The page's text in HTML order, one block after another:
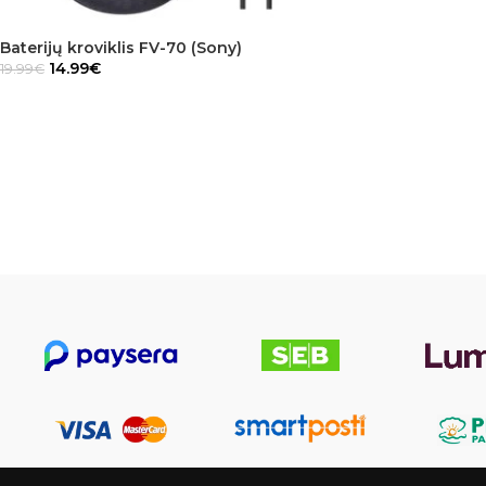
Baterijų kroviklis FV-70 (Sony)
19.99€ 14.99€